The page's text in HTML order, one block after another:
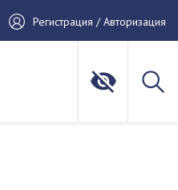
Регистрация / Авторизация